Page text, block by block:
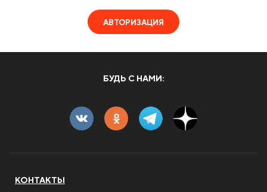
АВТОРИЗАЦИЯ
БУДЬ С НАМИ:
КОНТАКТЫ